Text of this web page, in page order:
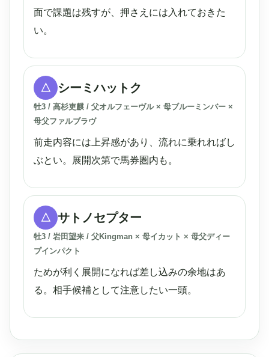
面で課題は残すが、押さえには入れておきた
い。
△ シーミハットク
牡3 / 高杉吏麒 / 父オルフェーヴル × 母ブルーミンバー ×
母父ファルブラヴ
前走内容には上昇感があり、流れに乗れればし
ぶとい。展開次第で馬券圏内も。
△ サトノセプター
牡3 / 岩田望来 / 父Kingman × 母イカット × 母父ディー
プインパクト
ためが利く展開になれば差し込みの余地はあ
る。相手候補として注意したい一頭。